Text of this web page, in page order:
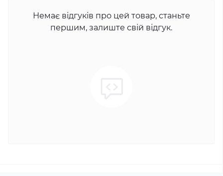
Немає відгуків про цей товар, станьте
першим, залиште свій відгук.